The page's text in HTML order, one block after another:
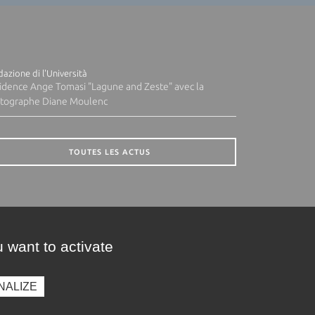
di l'Università
Ange Tomasi "Lagune and Zeste" avec la
Diane Moulenc
TOUTES LES ACTUS
want to activate